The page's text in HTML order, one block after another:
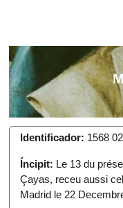
Identificador: 1568
Íncipit: Le 13 du
Çayas, receu aussi
Madrid le 22